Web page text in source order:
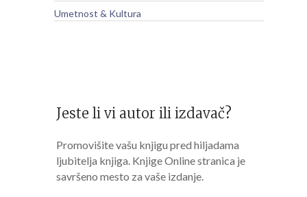
Umetnost & Kultura
Jeste li vi autor ili izdavač?
Promovišite vašu knjigu pred hiljadama
ljubitelja knjiga. Knjige Online stranica je
savršeno mesto za vaše izdanje.